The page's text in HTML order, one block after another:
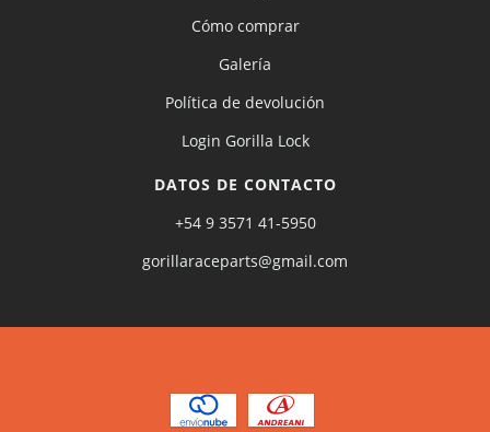
Cómo comprar
Galería
Política de devolución
Login Gorilla Lock
DATOS DE CONTACTO
+54 9 3571 41-5950
gorillaraceparts@gmail.com